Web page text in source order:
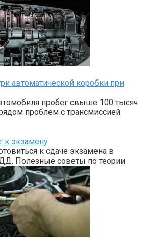
автоматической коробки при
пробег свыше 100 тысяч
проблем с трансмиссией.
к экзамену
к сдаче экзамена в
Полезные советы по теории